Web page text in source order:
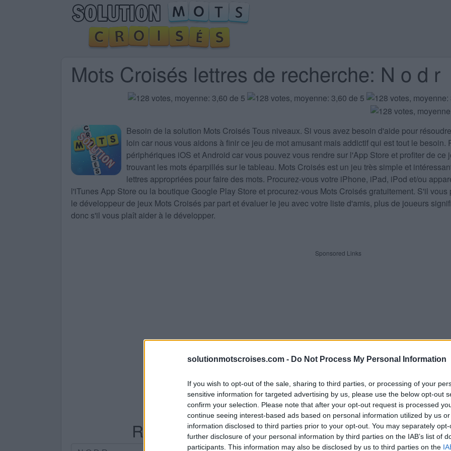
solutionmotscroises.com - Do Not Process My Personal Information
If you wish to opt-out of the sale, sharing to third parties, or processing of your
sensitive information for targeted advertising by us, please use the below opt-out
confirm your selection. Please note that after your opt-out request is processed
continue seeing interest-based ads based on personal information utilized by us
information disclosed to third parties prior to your opt-out. You may separately
further disclosure of your personal information by third parties on the IAB’s list of
participants. This information may also be disclosed by us to third parties on the
Mots Croisés lettres de recherche: N o d r
Besoin de la solution Mots Croisés Tous niveaux. Si vous avez besoin d'aide pour résoudre
loin car nous vous aidons à finir ce jeu de mot amusant mais addictif qui est tout le besoin.
périphériques iOS et Android car vous pouvez vous rendre sur l'App Store et profiter de
trouvant les mots éparpillés sur le tableau. Mots Croisés est un jeu très simple et
lettres appropriées pour faire des mots. Procurez-vous votre iPhone, iPad, iPod et/ou
l'iTunes App Store ou la boutique Google Play Store et procurez-vous Mots Croisés gratuitement. S'il
le développeur de jeux Mots Croisés par part et évaluer le jeu avec votre liste d'amis, plus de joueurs
donc s'il vous plaît aider à le développer.
Sponsored Links
Recherche par lettres. Entrez toutes les
Recherche